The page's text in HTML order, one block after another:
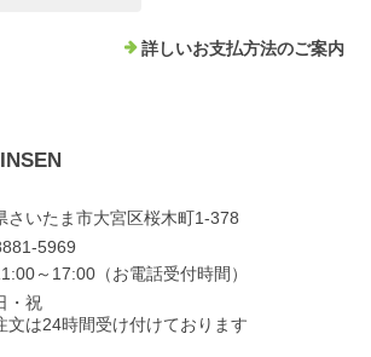
詳しいお支払方法のご案内
さいたま市大宮区桜木町1-378
5969
～17:00（お電話受付時間）
・祝
文は24時間受け付けております